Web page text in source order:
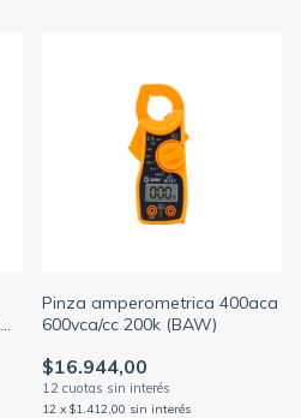
Pinza amperometrica 400aca
600vca/cc 200k (BAW)
$16.944,00
12 x $1.412,00 sin interés